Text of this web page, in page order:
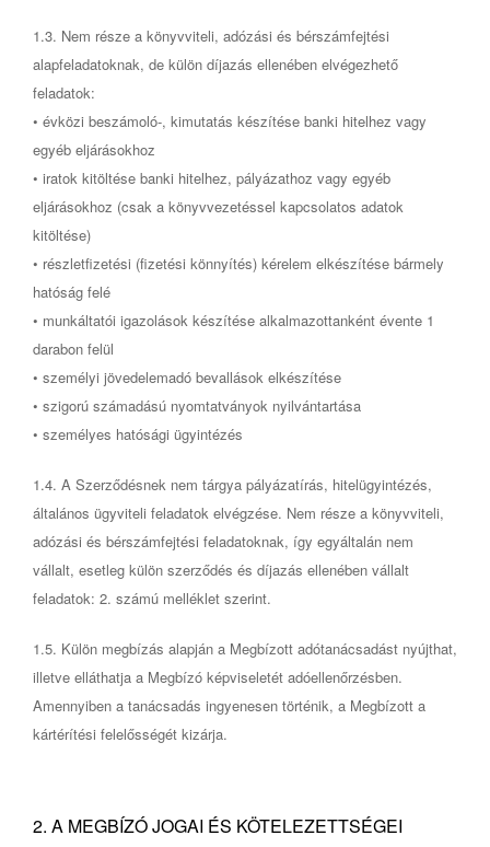
1.3. Nem része a könyvviteli, adózási és bérszámfejtési
alapfeladatoknak, de külön díjazás ellenében elvégezhető
feladatok:
• évközi beszámoló-, kimutatás készítése banki hitelhez vagy
egyéb eljárásokhoz
• iratok kitöltése banki hitelhez, pályázathoz vagy egyéb
eljárásokhoz (csak a könyvvezetéssel kapcsolatos adatok
kitöltése)
• részletfizetési (fizetési könnyítés) kérelem elkészítése bármely
hatóság felé
• munkáltatói igazolások készítése alkalmazottanként évente 1
darabon felül
• személyi jövedelemadó bevallások elkészítése
• szigorú számadású nyomtatványok nyilvántartása
• személyes hatósági ügyintézés
1.4. A Szerződésnek nem tárgya pályázatírás, hitelügyintézés,
általános ügyviteli feladatok elvégzése. Nem része a könyvviteli,
adózási és bérszámfejtési feladatoknak, így egyáltalán nem
vállalt, esetleg külön szerződés és díjazás ellenében vállalt
feladatok: 2. számú melléklet szerint.
1.5. Külön megbízás alapján a Megbízott adótanácsadást nyújthat,
illetve elláthatja a Megbízó képviseletét adóellenőrzésben.
Amennyiben a tanácsadás ingyenesen történik, a Megbízott a
kártérítési felelősségét kizárja.
2. A MEGBÍZÓ JOGAI ÉS KÖTELEZETTSÉGEI